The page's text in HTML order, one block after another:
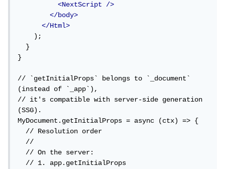
<NextScript
/>
</body>
</Html>
    );
  }
}
// `getInitialProps` belongs to `_document`
(instead of `_app`),
// it's compatible with server-side generation
(SSG).
MyDocument.getInitialProps = async (ctx) => {
  // Resolution order
  //
  // On the server:
  // 1. app.getInitialProps